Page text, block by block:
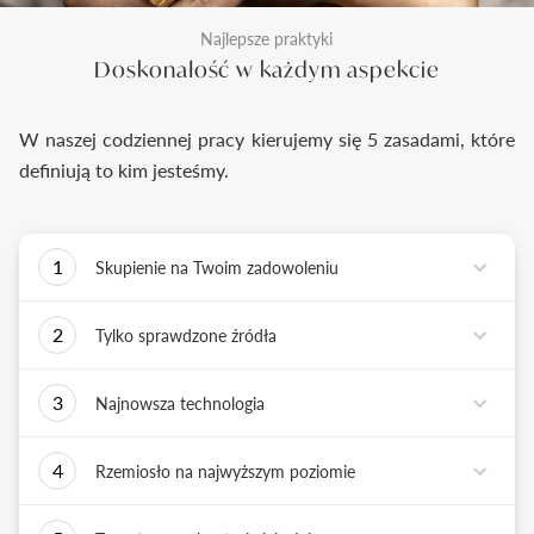
Najlepsze praktyki
Doskonałość w każdym aspekcie
W naszej codziennej pracy kierujemy się 5 zasadami, które
definiują to kim jesteśmy.
1
Skupienie na Twoim zadowoleniu
zadanie - dostarczyć Ci biżuterię i doświadczenie,
2
Tylko sprawdzone źródła
sprawdzonych źródłach pochodzenia i
potwierdzone jest wieloletnią obecnością na rynku.
3
Najnowsza technologia
złotniczego z możliwościami najnowszych
4
Rzemiosło na najwyższym poziomie